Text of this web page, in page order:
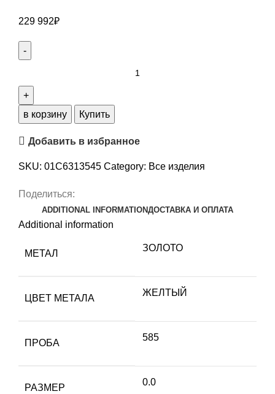
229 992₽
ЖЕЛТЫЙ
ЗОЛОТО
пробы
в корзину Купить
Добавить в избранное
SKU: 01С6313545 Category: Все изделия
Поделиться:
ADDITIONAL INFORMATIONДОСТАВКА И ОПЛАТА
Additional information
МЕТАЛ
ЗОЛОТО
ЦВЕТ МЕТАЛА
ЖЕЛТЫЙ
ПРОБА
585
РАЗМЕР
0.0